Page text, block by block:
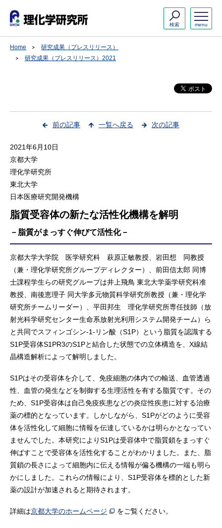
menu
検索
Home
研究成果（プレスリリース）
研究成果（プレスリリース）2021
前の記事 一覧へ戻る 次の記事
2021年6月10日
京都大学
理化学研究所
東北大学
日本医療研究開発機構
脂質受容体の新たな活性化機構を解明
－脂質がまっすぐ伸びて活性化－
京都大学大学院 医学研究科 萩原正敏教授、岩田想 同教授
（兼・理化学研究所グループディレクター）、前田信太郎 同博
士課程学生らの研究グループは井上飛鳥 東北大学薬学研究科准
教授、南後恵理子 同大学多元物質科学研究所教授（兼・理化学
研究所チームリーダー）、平田邦生 理化学研究所専任技師（放
射光科学研究センター生命系放射光利用システム開発チーム）ら
と共同でスフィンゴシン-1-リン酸（S1P）という脂質を認識する
S1P受容体S1PR3のS1Pと結合した状態での立体構造を、X線結
晶構造解析によって解明しました。
S1Pはその受容体を介して、免疫細胞の体内での輸送、血管透過
性、血管の発生などを制御する生理活性を有する脂質です。その
ため、S1P受容体は自己免疫疾患などの炎症性疾患に対する治療
薬の標的となっています。しかしながら、S1Pがどのように受容
体を活性化して細胞に情報を伝達しているかは明らかとなってい
ませんでした。本研究によりS1Pは受容体中で脂質鎖をまっすぐ
伸ばすことで受容体を活性化することがわかりました。また、脂
質鎖の長さによって細胞内に伝える情報が偏る機構の一端も明ら
かにしました。これらの情報により、S1P受容体を標的とした新
薬の設計が加速されると期待されます。
詳細は京都大学のホームページ をご覧ください。